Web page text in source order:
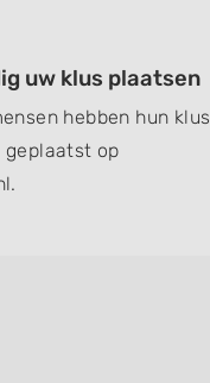
uw klus plaatsen
hebben hun klus
op